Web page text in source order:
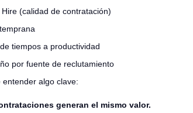
(calidad de contratación)
tiempos a productividad
por fuente de reclutamiento
entender algo clave:
generan el mismo valor.